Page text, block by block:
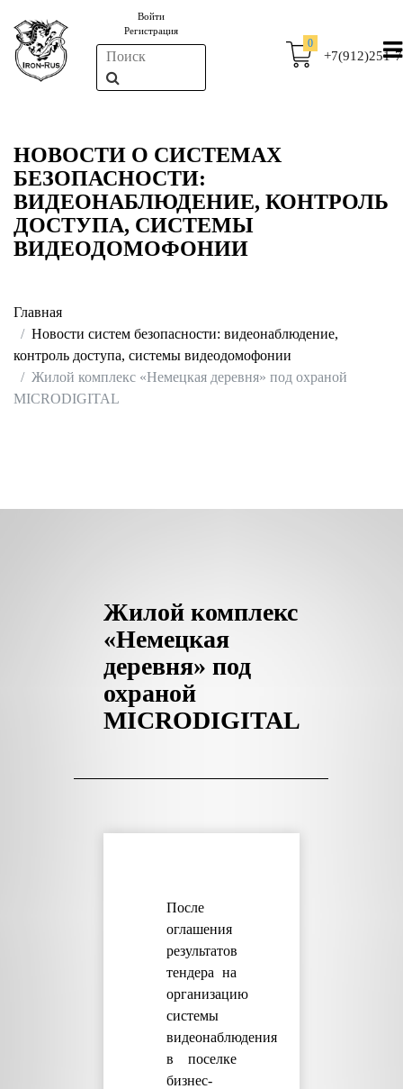
Войти
Регистрация
0
+7(912)251-
НОВОСТИ О СИСТЕМАХ
БЕЗОПАСНОСТИ:
ВИДЕОНАБЛЮДЕНИЕ, КОНТРОЛЬ
ДОСТУПА, СИСТЕМЫ
ВИДЕОДОМОФОНИИ
Главная
Новости систем безопасности: видеонаблюдение,
контроль доступа, системы видеодомофонии
Жилой комплекс «Немецкая деревня» под охраной
MICRODIGITAL
Жилой комплекс
«Немецкая
деревня» под
охраной
MICRODIGITAL
После
оглашения
результатов
тендера на
организацию
системы
видеонаблюдения
в поселке
бизнес-